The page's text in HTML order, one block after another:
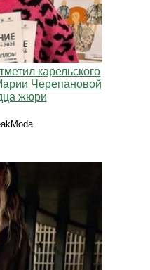
карельского
Черепановой
жюри